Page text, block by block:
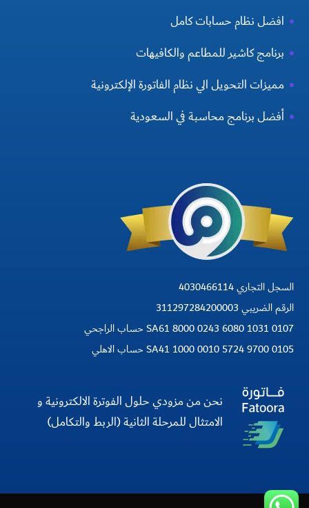
افضل نظام حسابات كامل
برنامج كاشير للمطاعم والكافيهات
مميزات التحويل الي نظام الفاتورة الإلكترونية
أفضل برنامج محاسبة في السعودية
السجل التجاري 4030466114
الرقم الضريبي 311297284200003
SA61 8000 0243 6080 1031 0107 حساب الراجحي
SA41 1000 0010 5724 9700 0105 حساب الاهلي
نحن من مزودي حلول الفوترة الالكترونية و
الامتثال للمرحلة الثانية (الربط والتكامل)